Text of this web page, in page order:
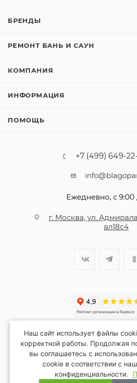
БРЕНДЫ
РЕМОНТ БАНЬ И САУН
КОМПАНИЯ
ИНФОРМАЦИЯ
ПОМОЩЬ
+7 (499) 649-
Ежедневно, с 9:00
г. Москва, ул.
вл18с4
2026 © Благопар
Наш сайт использует файлы
корректной работы. Продолжая
вы соглашаетесь с
cookie в соответствии с
конфиденциальности.